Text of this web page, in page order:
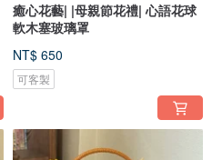
癒心花藝| |母親節花禮| 心語花球
軟木塞玻璃罩
NT$ 650
可客製